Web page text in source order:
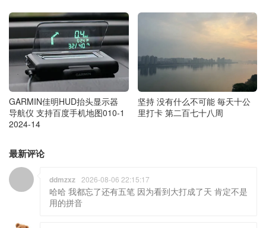
GARMIN佳明HUD抬头显示器
导航仪 支持百度手机地图010-1
2024-14
坚持 没有什么不可能 毎天十公
里打卡 第二百七十八周
最新评论
ddmzxz 2026-08-06 22:15:17
哈哈 我都忘了还有五笔 因为看到大打成了天 肯定不是
用的拼音